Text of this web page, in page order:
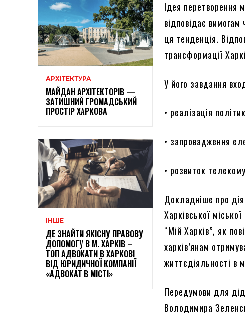
АРХІТЕКТУРА
МАЙДАН АРХІТЕКТОРІВ —
ЗАТИШНИЙ ГРОМАДСЬКИЙ
ПРОСТІР ХАРКОВА
ІНШЕ
ДЕ ЗНАЙТИ ЯКІСНУ ПРАВОВУ
ДОПОМОГУ В М. ХАРКІВ –
ТОП АДВОКАТИ В ХАРКОВІ
ВІД ЮРИДИЧНОЇ КОМПАНІЇ
«АДВОКАТ В МІСТІ»
Ідея перетворення
відповідає
ця тенденція.
трансформації
У його завдання
• реалізація
• запровадження
• розвиток
Докладніше про
Харківської
“Мій Харків”, як
харків’янам
життєдіяльності в
Передумови для
Володимира